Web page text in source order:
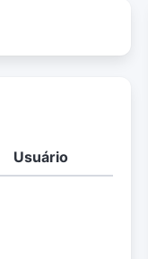
Usuário